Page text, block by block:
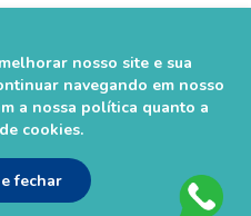
nosso site e sua
navegando em nosso
a nossa política quanto a
cookies.
fechar